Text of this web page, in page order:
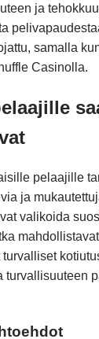
ja
samalla
Casinolla.
pelaajille
ja
valikoida
turvallisuuteen